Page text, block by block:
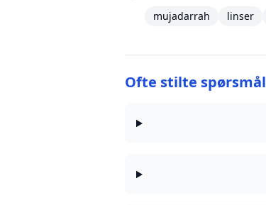
mujadarrah linser
Ofte stilte spørsmål